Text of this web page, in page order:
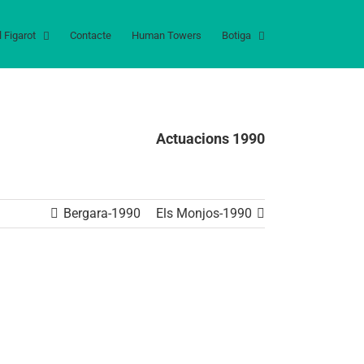
Figarot Contacte Human Towers Botiga
Actuacions 1990
Bergara-1990 Els Monjos-1990